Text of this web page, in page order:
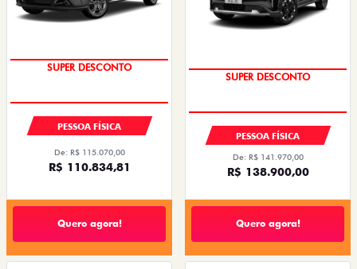
SUPER DESCONTO
PESSOA FÍSICA
De: R$ 115.070,00
R$ 110.834,81
Quero agora!
SUPER DESCONTO
PESSOA FÍSICA
De: R$ 141.970,00
R$ 138.900,00
Quero agora!